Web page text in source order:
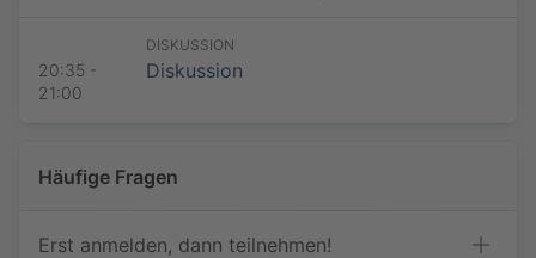
20:35 -
21:00
DISKUSSION
Diskussion
Häufige Fragen
Erst anmelden, dann teilnehmen!